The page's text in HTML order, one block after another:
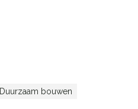
Duurzaam bouwen